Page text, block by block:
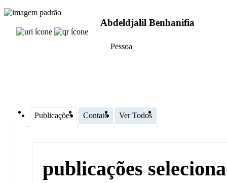
Abdeldjalil Benhanifia
Pessoa
Publicações Contato Ver Todos
publicações